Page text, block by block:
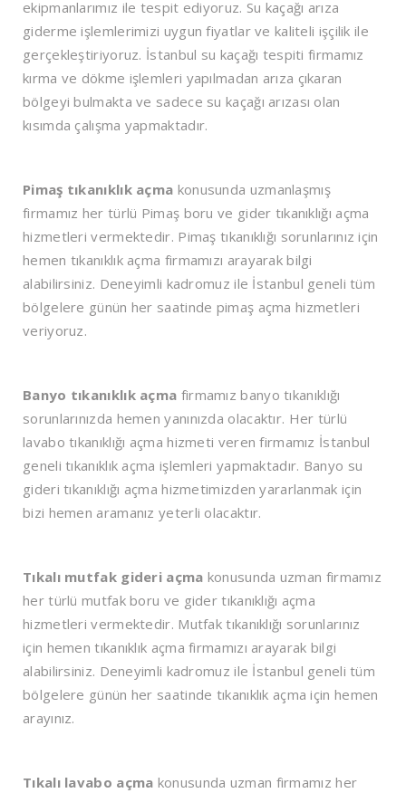
ekipmanlarımız ile tespit ediyoruz. Su kaçağı arıza
giderme işlemlerimizi uygun fiyatlar ve kaliteli işçilik ile
gerçekleştiriyoruz. İstanbul su kaçağı tespiti firmamız
kırma ve dökme işlemleri yapılmadan arıza çıkaran
bölgeyi bulmakta ve sadece su kaçağı arızası olan
kısımda çalışma yapmaktadır.
Pimaş tıkanıklık açma konusunda uzmanlaşmış
firmamız her türlü Pimaş boru ve gider tıkanıklığı açma
hizmetleri vermektedir. Pimaş tıkanıklığı sorunlarınız için
hemen tıkanıklık açma firmamızı arayarak bilgi
alabilirsiniz. Deneyimli kadromuz ile İstanbul geneli tüm
bölgelere günün her saatinde pimaş açma hizmetleri
veriyoruz.
Banyo tıkanıklık açma firmamız banyo tıkanıklığı
sorunlarınızda hemen yanınızda olacaktır. Her türlü
lavabo tıkanıklığı açma hizmeti veren firmamız İstanbul
geneli tıkanıklık açma işlemleri yapmaktadır. Banyo su
gideri tıkanıklığı açma hizmetimizden yararlanmak için
bizi hemen aramanız yeterli olacaktır.
Tıkalı mutfak gideri açma konusunda uzman firmamız
her türlü mutfak boru ve gider tıkanıklığı açma
hizmetleri vermektedir. Mutfak tıkanıklığı sorunlarınız
için hemen tıkanıklık açma firmamızı arayarak bilgi
alabilirsiniz. Deneyimli kadromuz ile İstanbul geneli tüm
bölgelere günün her saatinde tıkanıklık açma için hemen
arayınız.
Tıkalı lavabo açma konusunda uzman firmamız her